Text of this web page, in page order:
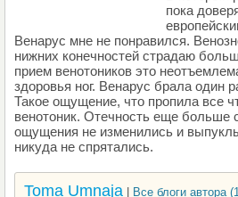
пока
Венарус мне не понравился.
нижних конечностей страдаю
прием венотоников это
здоровья ног. Венарус брала один
Такое ощущение, что пропила все
венотоник. Отечность еще больше
ощущения не изменились и
никуда не спрятались.
Toma Umnaja Все блоги автора